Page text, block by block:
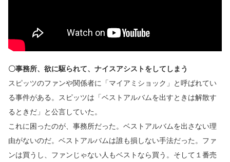
〇事務所、欲に駆られて、ナイスアシストをしてしまう
スピッツのファンや関係者に「マイアミショック」と呼ばれてい
る事件がある。スピッツは「ベストアルバムを出すときは解散す
るときだ」と公言していた。
これに困ったのが、事務所だった。ベストアルバムを出さない理
由がないのだ。ベストアルバムは誰も損しない手法だった。ファ
ンは買うし、ファンじゃない人もベストなら買う。そして１番売